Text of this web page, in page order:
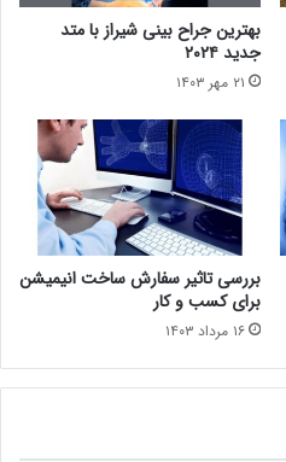
بهترین جراح بینی شیراز با متد
جدید ۲۰۲۴
۲۱ مهر ۱۴۰۳
بررسی تاثیر سفارش ساخت انیمیشن
برای کسب و کار
۱۶ مرداد ۱۴۰۳